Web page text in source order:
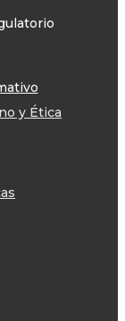
y Ética